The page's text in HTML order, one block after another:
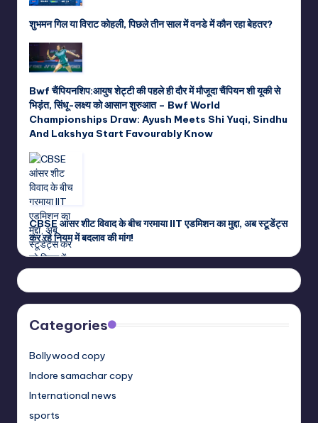
शुभमन गिल या विराट कोहली, पिछले तीन साल में वनडे में कौन रहा बेहतर?
Bwf चैंपियनशिप:आयुष शेट्टी की पहले ही दौर में मौजूदा चैंपियन शी यूकी से
भिड़ंत, सिंधू-लक्ष्य को आसान शुरुआत – Bwf World
Championships Draw: Ayush Meets Shi Yuqi, Sindhu
And Lakshya Start Favourably Know
CBSE आंसर शीट विवाद के बीच गरमाया IIT एडमिशन का मुद्दा, अब स्टूडेंट्स
कर रहे नियम में बदलाव की मांग!
Categories
Bollywood copy
Indore samachar copy
International news
sports